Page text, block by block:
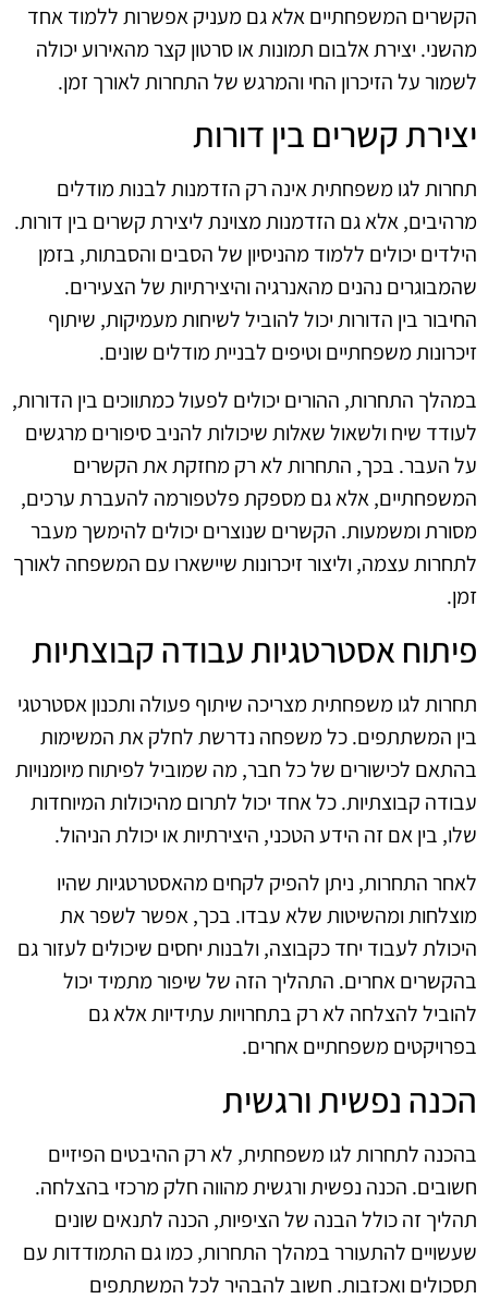
הקשרים המשפחתיים אלא גם מעניק אפשרות ללמוד אחד
מהשני. יצירת אלבום תמונות או סרטון קצר מהאירוע יכולה
לשמור על הזיכרון החי והמרגש של התחרות לאורך זמן.
יצירת קשרים בין דורות
תחרות לגו משפחתית אינה רק הזדמנות לבנות מודלים
מרהיבים, אלא גם הזדמנות מצוינת ליצירת קשרים בין דורות.
הילדים יכולים ללמוד מהניסיון של הסבים והסבתות, בזמן
שהמבוגרים נהנים מהאנרגיה והיצירתיות של הצעירים.
החיבור בין הדורות יכול להוביל לשיחות מעמיקות, שיתוף
זיכרונות משפחתיים וטיפים לבניית מודלים שונים.
במהלך התחרות, ההורים יכולים לפעול כמתווכים בין הדורות,
לעודד שיח ולשאול שאלות שיכולות להניב סיפורים מרגשים
על העבר. בכך, התחרות לא רק מחזקת את הקשרים
המשפחתיים, אלא גם מספקת פלטפורמה להעברת ערכים,
מסורת ומשמעות. הקשרים שנוצרים יכולים להימשך מעבר
לתחרות עצמה, וליצור זיכרונות שיישארו עם המשפחה לאורך
זמן.
פיתוח אסטרטגיות עבודה קבוצתיות
תחרות לגו משפחתית מצריכה שיתוף פעולה ותכנון אסטרטגי
בין המשתתפים. כל משפחה נדרשת לחלק את המשימות
בהתאם לכישורים של כל חבר, מה שמוביל לפיתוח מיומנויות
עבודה קבוצתיות. כל אחד יכול לתרום מהיכולות המיוחדות
שלו, בין אם זה הידע הטכני, היצירתיות או יכולת הניהול.
לאחר התחרות, ניתן להפיק לקחים מהאסטרטגיות שהיו
מוצלחות ומהשיטות שלא עבדו. בכך, אפשר לשפר את
היכולת לעבוד יחד כקבוצה, ולבנות יחסים שיכולים לעזור גם
בהקשרים אחרים. התהליך הזה של שיפור מתמיד יכול
להוביל להצלחה לא רק בתחרויות עתידיות אלא גם
בפרויקטים משפחתיים אחרים.
הכנה נפשית ורגשית
בהכנה לתחרות לגו משפחתית, לא רק ההיבטים הפיזיים
חשובים. הכנה נפשית ורגשית מהווה חלק מרכזי בהצלחה.
תהליך זה כולל הבנה של הציפיות, הכנה לתנאים שונים
שעשויים להתעורר במהלך התחרות, כמו גם התמודדות עם
תסכולים ואכזבות. חשוב להבהיר לכל המשתתפים